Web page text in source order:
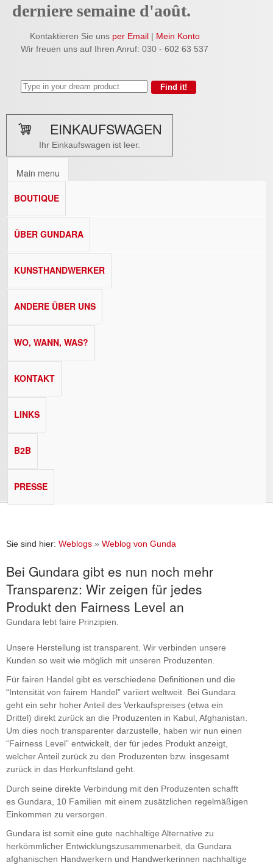
derniere semaine d'août.
Kontaktieren Sie uns per Email| Mein Konto
Wir freuen uns auf Ihren Anruf: 030 - 602 63 537
EINKAUFSWAGEN
Ihr Einkaufswagen ist leer.
Main menu
BOUTIQUE
ÜBER GUNDARA
KUNSTHANDWERKER
ANDERE ÜBER UNS
WO, WANN, WAS?
KONTAKT
LINKS
B2B
PRESSE
Sie sind hier: Weblogs » Weblog von Gunda
Bei Gundara gibt es nun noch mehr
Transparenz: Wir zeigen für jedes
Produkt den Fairness Level an
Gundara lebt faire Prinzipien.
Unsere Herstellung ist transparent. Wir verbinden unsere
Kunden so weit wie möglich mit unseren Produzenten.
Für fairen Handel gibt es verschiedene Definitionen und die
“Intensität von fairem Handel” variiert weltweit. Bei Gundara
geht ein sehr hoher Anteil des Verkaufspreises (etwa ein
Drittel) direkt zurück an die Produzenten in Kabul, Afghanistan.
Um dies noch transparenter darzustelle, haben wir nun einen
“Fairness Level” entwickelt, der für jedes Produkt anzeigt,
welcher Anteil zurück zu den Produzenten bzw. insgesamt
zurück in das Herkunftsland geht.
Durch seine direkte Verbindung mit den Produzenten schafft
es Gundara, 10 Familien mit einem zusätzlichen regelmäßigen
Einkommen zu versorgen.
Gundara ist somit eine gute nachhaltige Alternative zu
herkömmlicher Entwicklungszusammenarbeit, da Gundara
afghanischen Handwerkern und Handwerkerinnen nachhaltige